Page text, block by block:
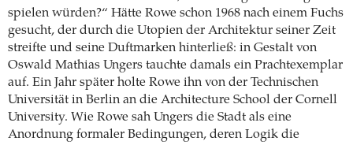
spielen würden?“ Hätte Rowe schon 1968 nach einem Fuchs
gesucht, der durch die Utopien der Architektur seiner Zeit
streifte und seine Duftmarken hinterließ: in Gestalt von
Oswald Mathias Ungers tauchte damals ein Prachtexemplar
auf. Ein Jahr später holte Rowe ihn von der Technischen
Universität in Berlin an die Architecture School der Cornell
University. Wie Rowe sah Ungers die Stadt als eine
Anordnung formaler Bedingungen, deren Logik die